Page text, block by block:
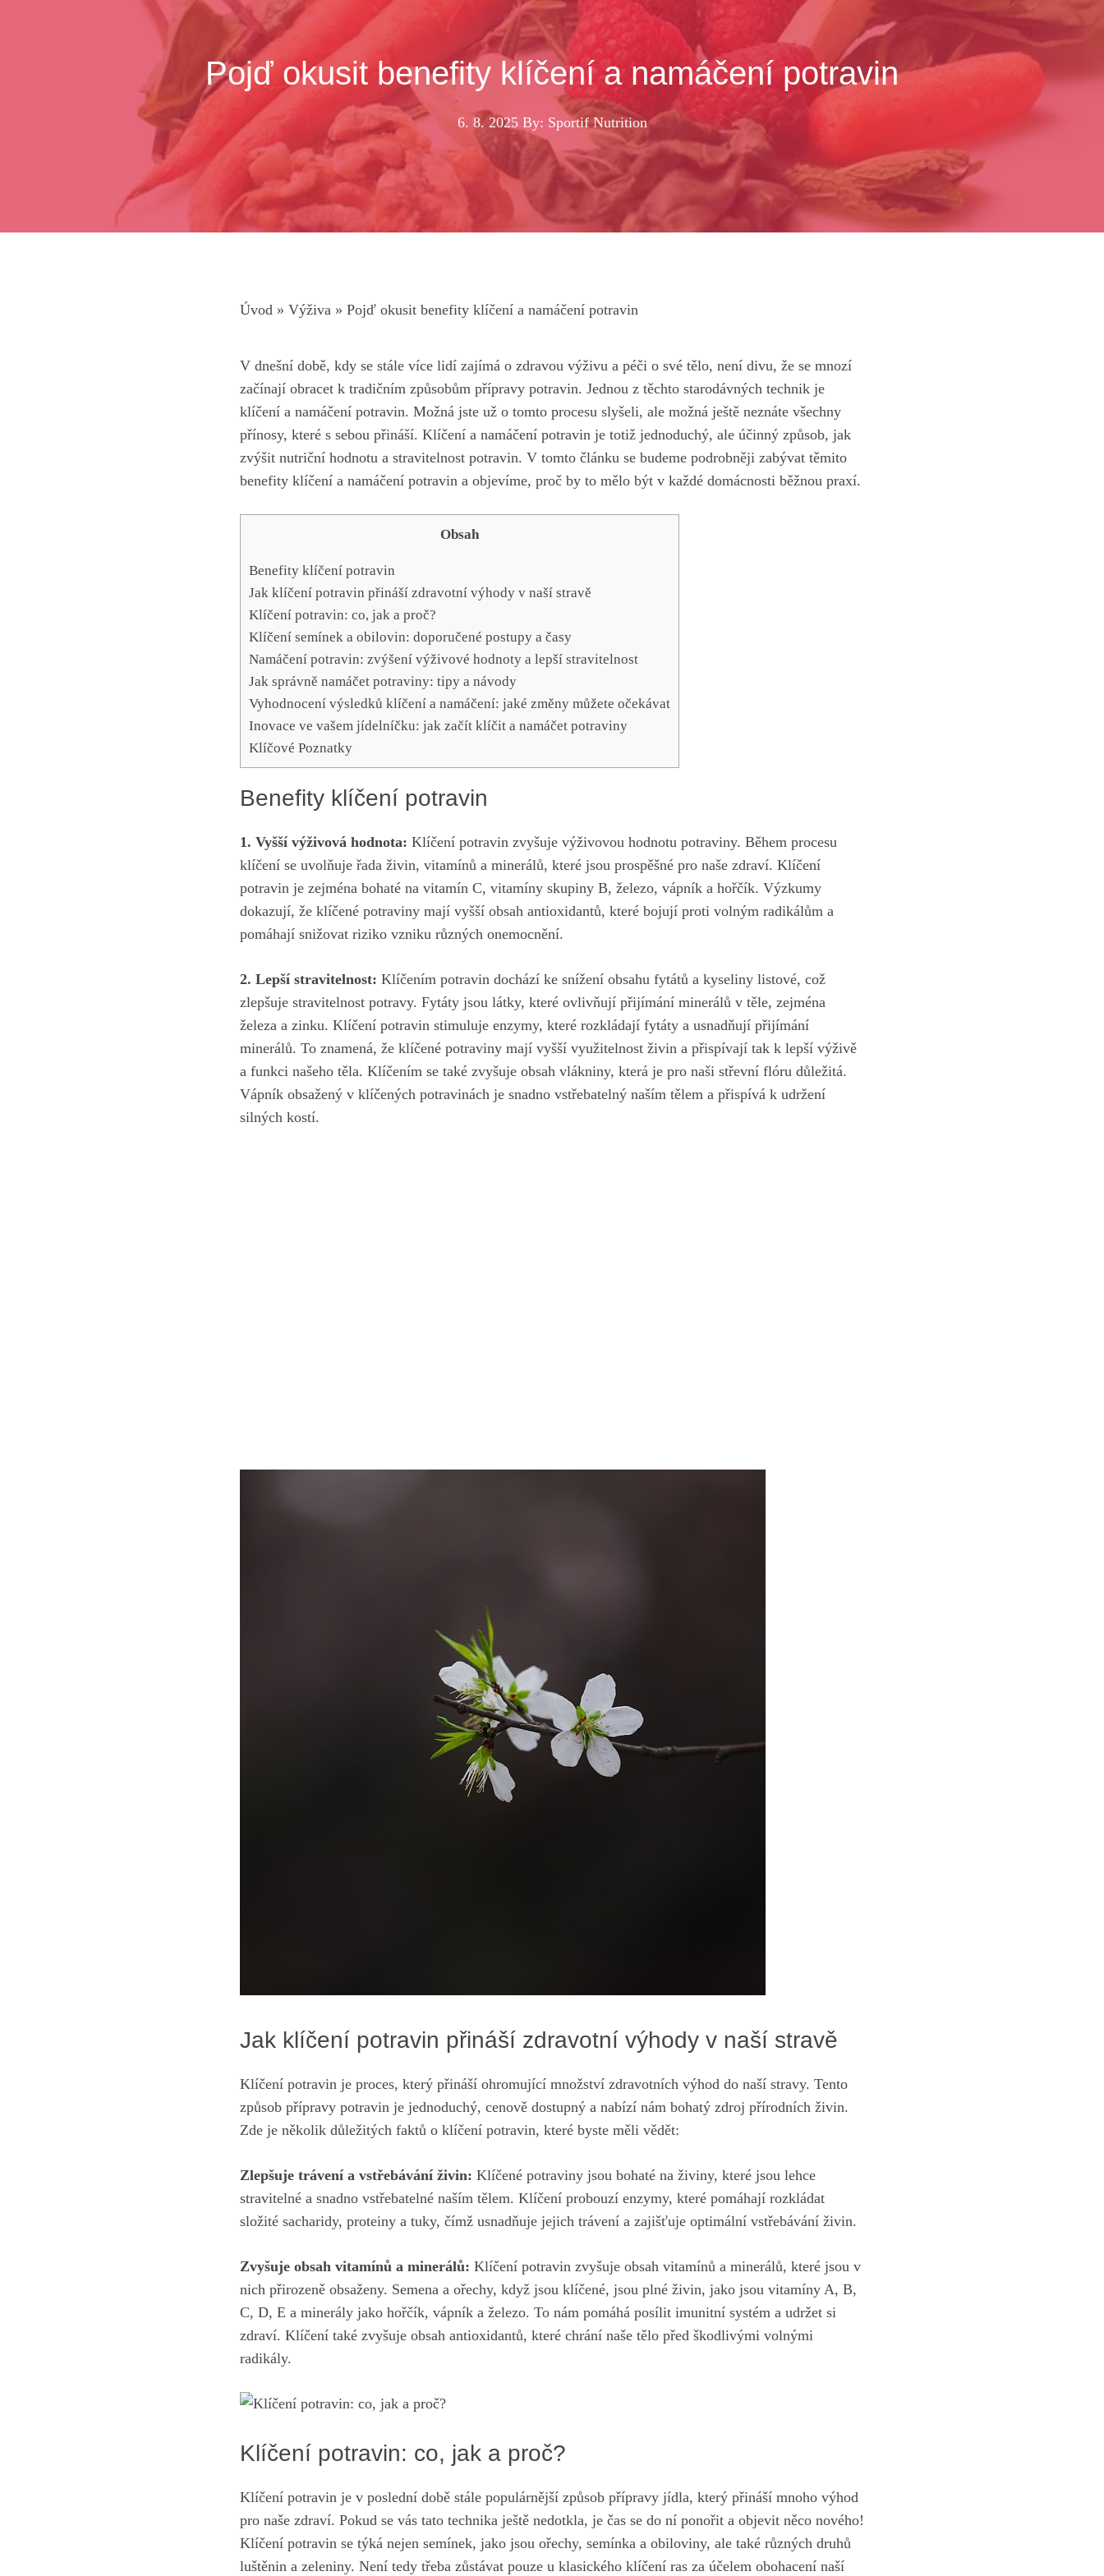
Pojď okusit benefity klíčení a namáčení potravin
6. 8. 2025 By: Sportif Nutrition
Úvod » Výživa » Pojď okusit benefity klíčení a namáčení potravin
V dnešní době, kdy se stále více lidí zajímá o ⁤zdravou výživu a ⁢péči o své tělo, není ⁤divu, že‌ se ​mnozí⁤
začínají obracet k tradičním způsobům ‌přípravy potravin.⁢ Jednou z těchto starodávných ‍technik je‌
klíčení⁢ a namáčení potravin. Možná jste už o tomto procesu slyšeli, ale možná ještě neznáte všechny
přínosy, které s sebou přináší. Klíčení a⁤ namáčení potravin je ‍totiž jednoduchý,​ ale ‍účinný způsob, jak
zvýšit nutriční hodnotu a stravitelnost potravin. ‍V ⁣tomto článku se budeme podrobněji zabývat ⁤těmito
benefity ‌klíčení a⁣ namáčení potravin⁤ a ⁣objevíme, proč ⁣by to mělo být v každé domácnosti‌ běžnou praxí.
Obsah
Benefity klíčení⁢ potravin
Jak klíčení potravin přináší zdravotní výhody v naší ⁣stravě
Klíčení ‌potravin: co, jak a proč?
Klíčení ​semínek a obilovin: doporučené postupy a ‌časy
Namáčení ​potravin: zvýšení výživové hodnoty a lepší stravitelnost
Jak správně namáčet potraviny: tipy a návody
Vyhodnocení výsledků klíčení a namáčení: jaké změny můžete očekávat
Inovace ve vašem jídelníčku: jak začít klíčit a ⁤namáčet potraviny
Klíčové Poznatky
Benefity klíčení⁢ potravin
1. Vyšší výživová hodnota: Klíčení potravin zvyšuje výživovou‍ hodnotu potraviny. Během procesu
klíčení se uvolňuje řada živin, vitamínů a ⁢minerálů,​ které jsou prospěšné pro naše zdraví. Klíčení
potravin je zejména bohaté na vitamín C,⁢ vitamíny skupiny B, železo, vápník a‌ hořčík. Výzkumy
dokazují, že klíčené potraviny mají vyšší obsah antioxidantů, ​které bojují⁢ proti volným radikálům a
pomáhají ‍snižovat riziko⁢ vzniku ​různých onemocnění.
2. Lepší stravitelnost: Klíčením potravin ‌dochází ke snížení ‍obsahu fytátů a kyseliny listové, což
zlepšuje‍ stravitelnost potravy.⁢ Fytáty jsou⁣ látky, které​ ovlivňují přijímání ⁤minerálů v těle, zejména
železa a zinku. Klíčení potravin stimuluje enzymy, které⁣ rozkládají fytáty a usnadňují přijímání
minerálů. ​To znamená, že klíčené potraviny mají vyšší využitelnost ⁣živin a přispívají tak ​k lepší výživě
a funkci ‍našeho těla. Klíčením‍ se také zvyšuje obsah vlákniny, ‍která je pro‍ naši střevní flóru důležitá.
Vápník obsažený v klíčených potravinách je snadno vstřebatelný naším ⁢tělem ​a přispívá k udržení
silných kostí.
Jak klíčení potravin přináší zdravotní výhody v naší ⁣stravě
Klíčení ⁣potravin je proces, který přináší ohromující množství zdravotních výhod do naší stravy.​ Tento
způsob přípravy potravin je jednoduchý, cenově dostupný a nabízí nám bohatý zdroj přírodních živin.
Zde je několik důležitých⁤ faktů o klíčení ‌potravin, které byste měli vědět:
Zlepšuje⁣ trávení a vstřebávání živin: Klíčené potraviny jsou bohaté na živiny, které jsou ​lehce
stravitelné‍ a snadno vstřebatelné‌ naším tělem. Klíčení probouzí enzymy, které pomáhají rozkládat
složité sacharidy,⁤ proteiny a tuky, čímž usnadňuje jejich trávení a zajišťuje optimální⁣ vstřebávání živin.
Zvyšuje obsah vitamínů ​a⁢ minerálů: Klíčení potravin zvyšuje obsah vitamínů a minerálů, ⁤které jsou v
nich přirozeně obsaženy. Semena a ořechy, když ⁢jsou⁣ klíčené, jsou plné živin, jako jsou vitamíny A, B,⁢
C, D, E a ⁤minerály⁢ jako hořčík, vápník a železo. To nám pomáhá posílit imunitní systém a⁣ udržet si
zdraví. Klíčení také zvyšuje obsah⁤ antioxidantů, které chrání naše ⁣tělo před ‌škodlivými⁤ volnými
radikály.
Klíčení ‌potravin: co, jak a proč?
Klíčení potravin ​je v poslední době stále populárnější způsob přípravy jídla, který přináší mnoho výhod⁢
pro naše zdraví. Pokud ‍se vás tato technika ⁢ještě nedotkla, je čas se do ní​ ponořit a objevit něco​ nového!
Klíčení potravin se ⁤týká nejen semínek, jako jsou ořechy, semínka a obiloviny, ale také různých druhů
‍luštěnin a zeleniny. ⁣Není tedy třeba zůstávat pouze u⁣ klasického klíčení ras za účelem obohacení naší